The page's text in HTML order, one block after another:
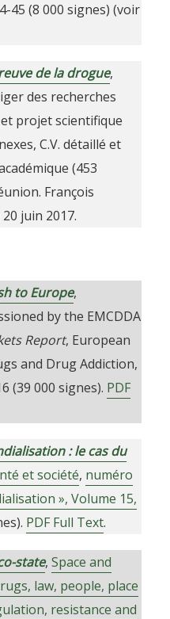
list
45 (8 000 signes) (voir
de la drogue,
des recherches
projet scientifique
C.V. détaillé et
(453
François
juin 2017.
to Europe,
by the EMCDDA
Report, European
and Drug Addiction,
(39 000 signes). PDF
: le cas du
et société, numéro
», Volume 15,
PDF Full Text.
state, Space and
law, people, place
resistance and